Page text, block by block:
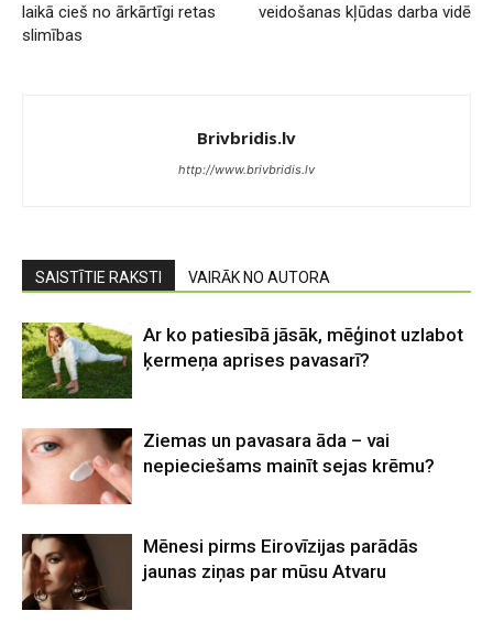
laikā cieš no ārkārtīgi retas
slimības
veidošanas kļūdas darba vidē
Brivbridis.lv
http://www.brivbridis.lv
SAISTĪTIE RAKSTI VAIRĀK NO AUTORA
Ar ko patiesībā jāsāk, mēģinot uzlabot
ķermeņa aprises pavasarī?
Ziemas un pavasara āda – vai
nepieciešams mainīt sejas krēmu?
Mēnesi pirms Eirovīzijas parādās
jaunas ziņas par mūsu Atvaru